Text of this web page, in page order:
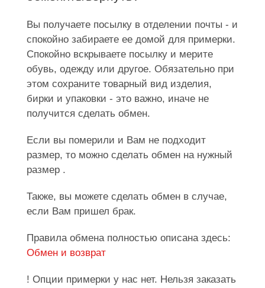
Вы получаете посылку в отделении почты - и
спокойно забираете ее домой для примерки.
Спокойно вскрываете посылку и мерите
обувь, одежду или другое. Обязательно при
этом сохраните товарный вид изделия,
бирки и упаковки - это важно, иначе не
получится сделать обмен.
Если вы померили и Вам не подходит
размер, то можно сделать обмен на нужный
размер .
Также, вы можете сделать обмен в случае,
если Вам пришел брак.
Правила обмена полностью описана здесь:
Обмен и возврат
! Опции примерки у нас нет. Нельзя заказать